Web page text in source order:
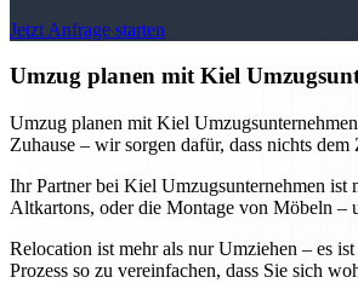
Jetzt Anfrage starten
Umzug planen mit Kiel
Umzug planen mit Kiel
Zuhause – wir sorgen dafür, dass nichts
Ihr Partner bei Kiel Umzugsunternehmen ist
Altkartons, oder die Montage von Möbeln –
Relocation ist mehr als nur Umziehen – es
Prozess so zu vereinfachen, dass Sie sich